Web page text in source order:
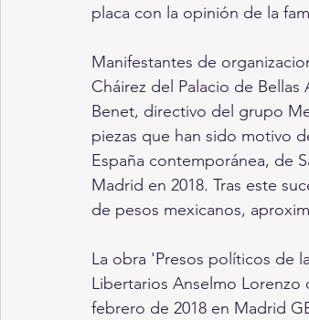
placa con la opinión de la
Manifestantes de
Cháirez del Palacio de Bellas
Benet, directivo del grupo
piezas que han sido motivo
España contemporánea, de
Madrid en 2018. Tras este
de pesos mexicanos,
La obra 'Presos políticos de
Libertarios Anselmo
febrero de 2018 en Madrid